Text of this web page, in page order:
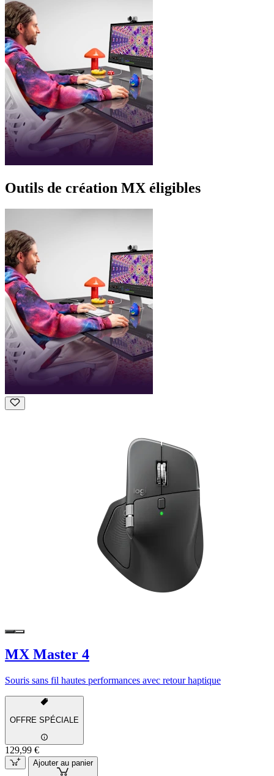
Outils de création MX éligibles
MX Master 4
Souris sans fil hautes performances avec retour haptique
OFFRE SPÉCIALE
129,99 €
Ajouter au panier